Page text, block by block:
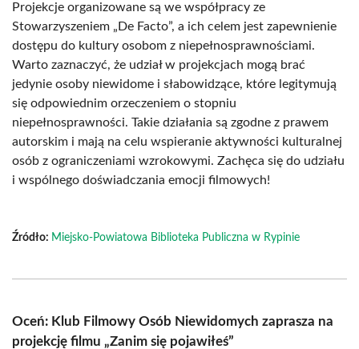
Projekcje organizowane są we współpracy ze
Stowarzyszeniem „De Facto”, a ich celem jest zapewnienie
dostępu do kultury osobom z niepełnosprawnościami.
Warto zaznaczyć, że udział w projekcjach mogą brać
jedynie osoby niewidome i słabowidzące, które legitymują
się odpowiednim orzeczeniem o stopniu
niepełnosprawności. Takie działania są zgodne z prawem
autorskim i mają na celu wspieranie aktywności kulturalnej
osób z ograniczeniami wzrokowymi. Zachęca się do udziału
i wspólnego doświadczania emocji filmowych!
Źródło: Miejsko-Powiatowa Biblioteka Publiczna w Rypinie
Oceń: Klub Filmowy Osób Niewidomych zaprasza na
projekcję filmu „Zanim się pojawiłeś”